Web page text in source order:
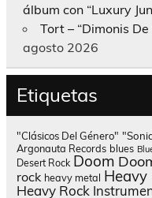
álbum con “Luxury
Tort – “Dimonis
agosto 2026
Etiquetas
"Clásicos Del Género"
Argonauta Records blues
Desert Rock Doom
rock heavy metal Heavy
Heavy Rock